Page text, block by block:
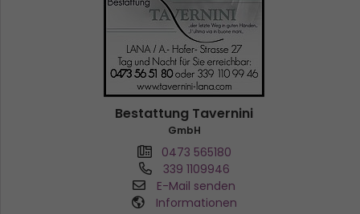
Bestattung Tavernini
GmbH
0473 565180
339 1109946
E-Mail senden
Informationen